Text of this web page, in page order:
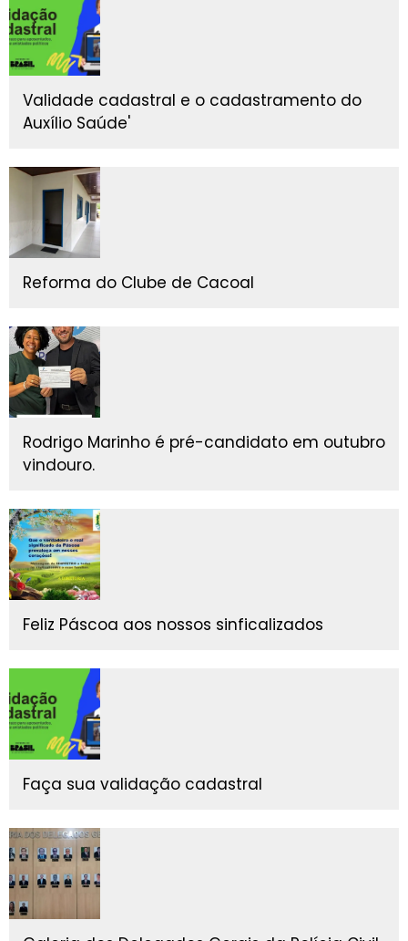
Validade cadastral e o cadastramento do
Auxílio Saúde'
Reforma do Clube de Cacoal
Rodrigo Marinho é pré-candidato em outubro
vindouro.
Feliz Páscoa aos nossos sinficalizados
Faça sua validação cadastral